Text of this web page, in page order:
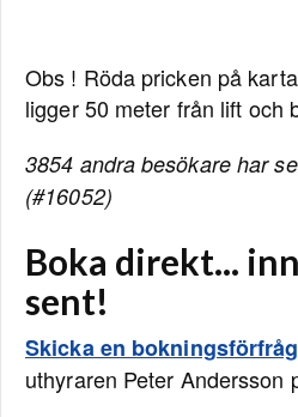
Obs ! Röda pricken på
ligger 50 meter från lift och
3854 andra besökare har
(#16052)
Boka direkt...
sent!
Skicka en
uthyraren Peter Andersson